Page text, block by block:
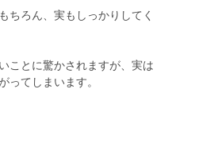
ちろん、実もしっかりしてく
ことに驚かされますが、実は
ってしまいます。